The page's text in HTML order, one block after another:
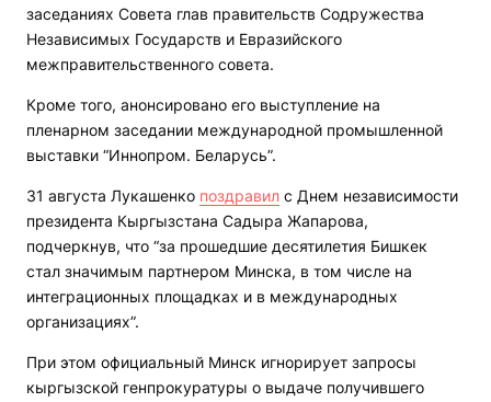
заседаниях Совета глав правительств Содружества
Независимых Государств и Евразийского
межправительственного совета.
Кроме того, анонсировано его выступление на
пленарном заседании международной промышленной
выставки “Иннопром. Беларусь”.
31 августа Лукашенко поздравил с Днем независимости
президента Кыргызстана Садыра Жапарова,
подчеркнув, что “за прошедшие десятилетия Бишкек
стал значимым партнером Минска, в том числе на
интеграционных площадках и в международных
организациях”.
При этом официальный Минск игнорирует запросы
кыргызской генпрокуратуры о выдаче получившего